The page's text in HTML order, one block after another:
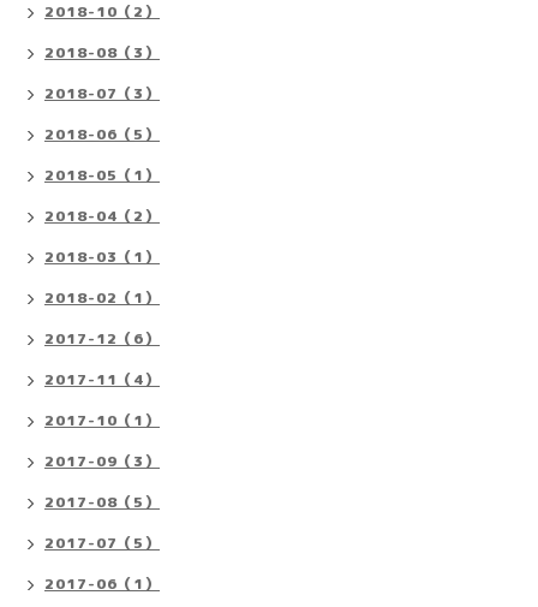
2018-10（2）
2018-08（3）
2018-07（3）
2018-06（5）
2018-05（1）
2018-04（2）
2018-03（1）
2018-02（1）
2017-12（6）
2017-11（4）
2017-10（1）
2017-09（3）
2017-08（5）
2017-07（5）
2017-06（1）